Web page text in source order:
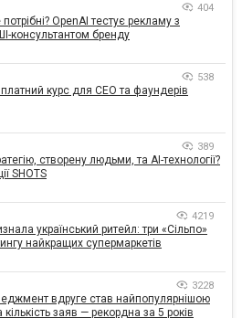
404
OpenAI тестує рекламу з
консультантом бренду
538
курс для CEO та фаундерів
389
створену людьми, та AI-технології?
SHOTS
4219
український ритейл: три «Сільпо»
найкращих супермаркетів
3228
вдруге став найпопулярнішою
кількість заяв — рекордна за 5 років